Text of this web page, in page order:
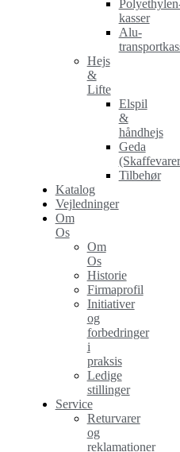
kasser
Alu-
Hejs
&
Lifte
Elspil
&
håndhejs
Geda
Tilbehør
Katalog
Vejledninger
Om
Os
Om
Os
Historie
Firmaprofil
Initiativer
og
forbedringer
i
praksis
Ledige
stillinger
Service
Returvarer
og
reklamationer